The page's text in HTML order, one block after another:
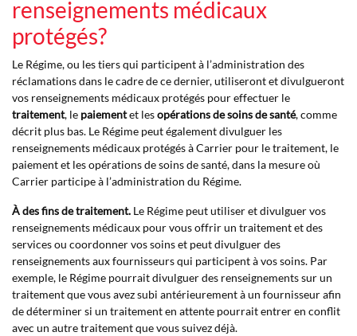
renseignements médicaux
protégés?
Le Régime, ou les tiers qui participent à l’administration des
réclamations dans le cadre de ce dernier, utiliseront et divulgueront
vos renseignements médicaux protégés pour effectuer le
traitement, le paiementet lesopérations de soins de santé, comme
décrit plus bas. Le Régime peut également divulguer les
renseignements médicaux protégés à Carrier pour le traitement, le
paiement et les opérations de soins de santé, dans la mesure où
Carrier participe à l’administration du Régime.
À des fins de traitement. Le Régime peut utiliser et divulguer vos
renseignements médicaux pour vous offrir un traitement et des
services ou coordonner vos soins et peut divulguer des
renseignements aux fournisseurs qui participent à vos soins. Par
exemple, le Régime pourrait divulguer des renseignements sur un
traitement que vous avez subi antérieurement à un fournisseur afin
de déterminer si un traitement en attente pourrait entrer en conflit
avec un autre traitement que vous suivez déjà.